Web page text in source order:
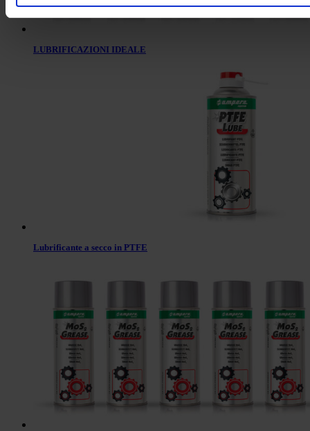
LUBRIFICAZIONI IDEALE
Lubrificante a secco in PTFE